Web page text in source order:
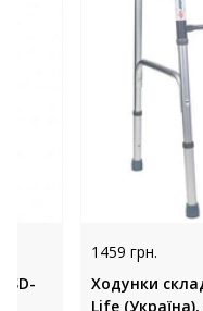
1459 грн.
Ходунки
Life